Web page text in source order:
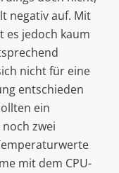
negativ auf. Mit
es jedoch kaum
nicht für eine
entschieden
ein
zwei
mit dem CPU-